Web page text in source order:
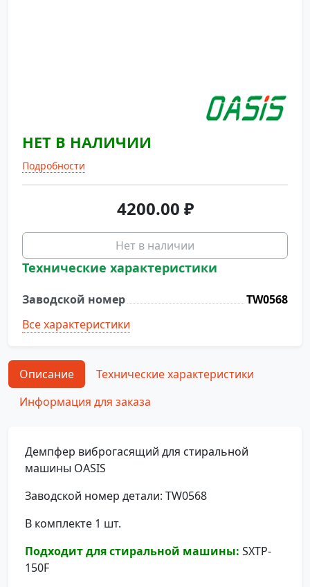
НЕТ В НАЛИЧИИ
Подробности
4200.00 ₽
Нет в наличии
Технические характеристики
Заводской номер
TW0568
Все характеристики
Описание
Технические характеристики
Информация для заказа
Демпфер виброгасящий для стиральной
машины OASIS
Заводской номер детали: TW0568
В комплекте 1 шт.
Подходит для стиральной машины: SXTP-
150F